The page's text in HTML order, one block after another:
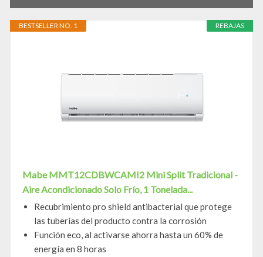
REBAJAS
BESTSELLER NO. 1
Mabe MMT12CDBWCAMI2 Mini Split Tradicional -
Aire Acondicionado Solo Frío, 1 Tonelada...
Recubrimiento pro shield antibacterial que protege
las tuberías del producto contra la corrosión
Función eco, al activarse ahorra hasta un 60% de
energía en 8 horas